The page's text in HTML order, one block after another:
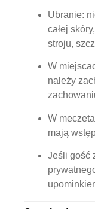
Ubranie:
całej
stroju,
W
należy
W
mają
Jeśli gość